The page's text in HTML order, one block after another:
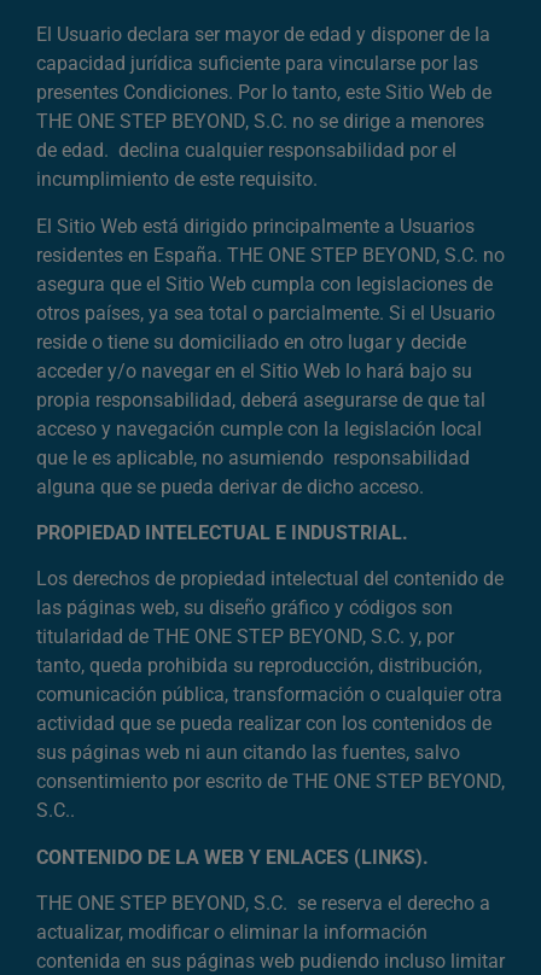
El Usuario declara ser mayor de edad y disponer de la
capacidad jurídica suficiente para vincularse por las
presentes Condiciones. Por lo tanto, este Sitio Web de
THE ONE STEP BEYOND, S.C. no se dirige a menores
de edad. declina cualquier responsabilidad por el
incumplimiento de este requisito.
El Sitio Web está dirigido principalmente a Usuarios
residentes en España. THE ONE STEP BEYOND, S.C. no
asegura que el Sitio Web cumpla con legislaciones de
otros países, ya sea total o parcialmente. Si el Usuario
reside o tiene su domiciliado en otro lugar y decide
acceder y/o navegar en el Sitio Web lo hará bajo su
propia responsabilidad, deberá asegurarse de que tal
acceso y navegación cumple con la legislación local
que le es aplicable, no asumiendo responsabilidad
alguna que se pueda derivar de dicho acceso.
PROPIEDAD INTELECTUAL E INDUSTRIAL.
Los derechos de propiedad intelectual del contenido de
las páginas web, su diseño gráfico y códigos son
titularidad de THE ONE STEP BEYOND, S.C. y, por
tanto, queda prohibida su reproducción, distribución,
comunicación pública, transformación o cualquier otra
actividad que se pueda realizar con los contenidos de
sus páginas web ni aun citando las fuentes, salvo
consentimiento por escrito de THE ONE STEP BEYOND,
S.C..
CONTENIDO DE LA WEB Y ENLACES (LINKS).
THE ONE STEP BEYOND, S.C. se reserva el derecho a
actualizar, modificar o eliminar la información
contenida en sus páginas web pudiendo incluso limitar